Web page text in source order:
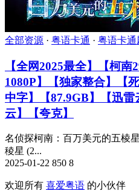
全部资源 · 粤语卡通 · 粤语卡通
【全网2025最全】【柯
1080P】【独家整合】【
中字】【87.9GB】【迅
云】【夸克】
名侦探柯南：百万美元的五棱
稜星 (2...
2025-01-22 850 8
欢迎所有 喜爱粤语 的小伙伴